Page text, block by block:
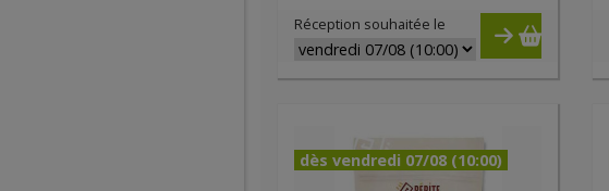
Réception souhaitée le
dès vendredi 07/08 (10:00)